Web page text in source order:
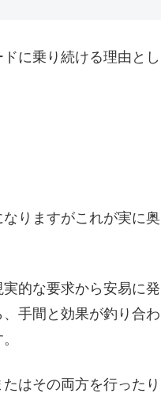
に乗り続ける理由とし
りますがこれが実に奥
的な要求から安易に発
手間と効果が釣り合わ
はその両方を行ったり